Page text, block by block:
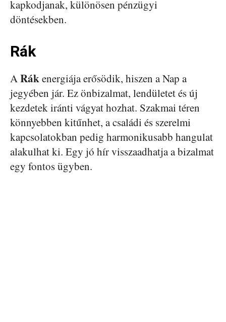
kapkodjanak, különösen pénzügyi
döntésekben.
Rák
ARákenergiája erősödik, hiszen a Nap a
jegyében jár. Ez önbizalmat, lendületet és új
kezdetek iránti vágyat hozhat. Szakmai téren
könnyebben kitűnhet, a családi és szerelmi
kapcsolatokban pedig harmonikusabb hangulat
alakulhat ki. Egy jó hír visszaadhatja a bizalmat
egy fontos ügyben.